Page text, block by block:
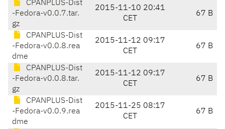
CPANPLUS-Dist
-Fedora-v0.0.7.tar.
gz
2015-11-10 20:41
CET
67 B
CPANPLUS-Dist
-Fedora-v0.0.8.rea
dme
2015-11-12 09:17
CET
67 B
CPANPLUS-Dist
-Fedora-v0.0.8.tar.
gz
2015-11-12 09:17
CET
67 B
CPANPLUS-Dist
-Fedora-v0.0.9.rea
dme
2015-11-25 08:17
CET
67 B